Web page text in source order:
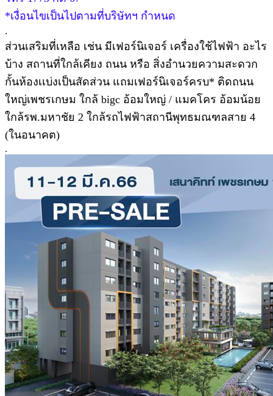
*เงื่อนไขเป็นไปตามที่บริษัทฯ กำหนด
.
ส่วนเสริมที่เหลือ เช่น มีเฟอร์นิเจอร์ เครื่องใช้ไฟฟ้า อะไร
บ้าง สถานที่ใกล้เคียง ถนน หรือ สิ่งอำนวยความสะดวก
กั้นห้องเเบ่งเป็นสัดส่วน แถมเฟอร์นิเจอร์ครบ* ติดถนน
ใหญ่เพชรเกษม ใกล้ bigc อ้อมใหญ่ / แมคโคร อ้อมน้อย
ใกล้รพ.มหาชัย 2 ใกล้รถไฟฟ้าสถานีพุทธมณฑลสาย 4
(ในอนาคต)
.